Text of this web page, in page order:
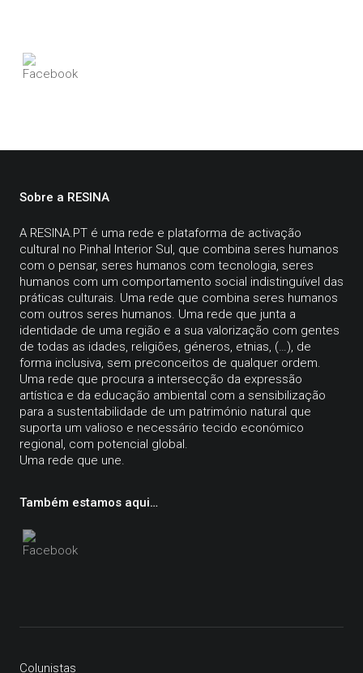
Sobre a RESINA
A RESINA.PT é uma rede e plataforma de activação
cultural no Pinhal Interior Sul, que combina seres humanos
com o pensar, seres humanos com tecnologia, seres
humanos com um comportamento social indistinguível das
práticas culturais. Uma rede que combina seres humanos
com outros seres humanos. Uma rede que junta a
identidade de uma região e a sua valorização com gentes
de todas as idades, religiões, géneros, etnias, (…), de
forma inclusiva, sem preconceitos de qualquer ordem.
Uma rede que procura a intersecção da expressão
artística e da educação ambiental com a sensibilização
para a sustentabilidade de um património natural que
suporta um valioso e necessário tecido económico
regional, com potencial global.
Uma rede que une.
Também estamos aqui…
Colunistas